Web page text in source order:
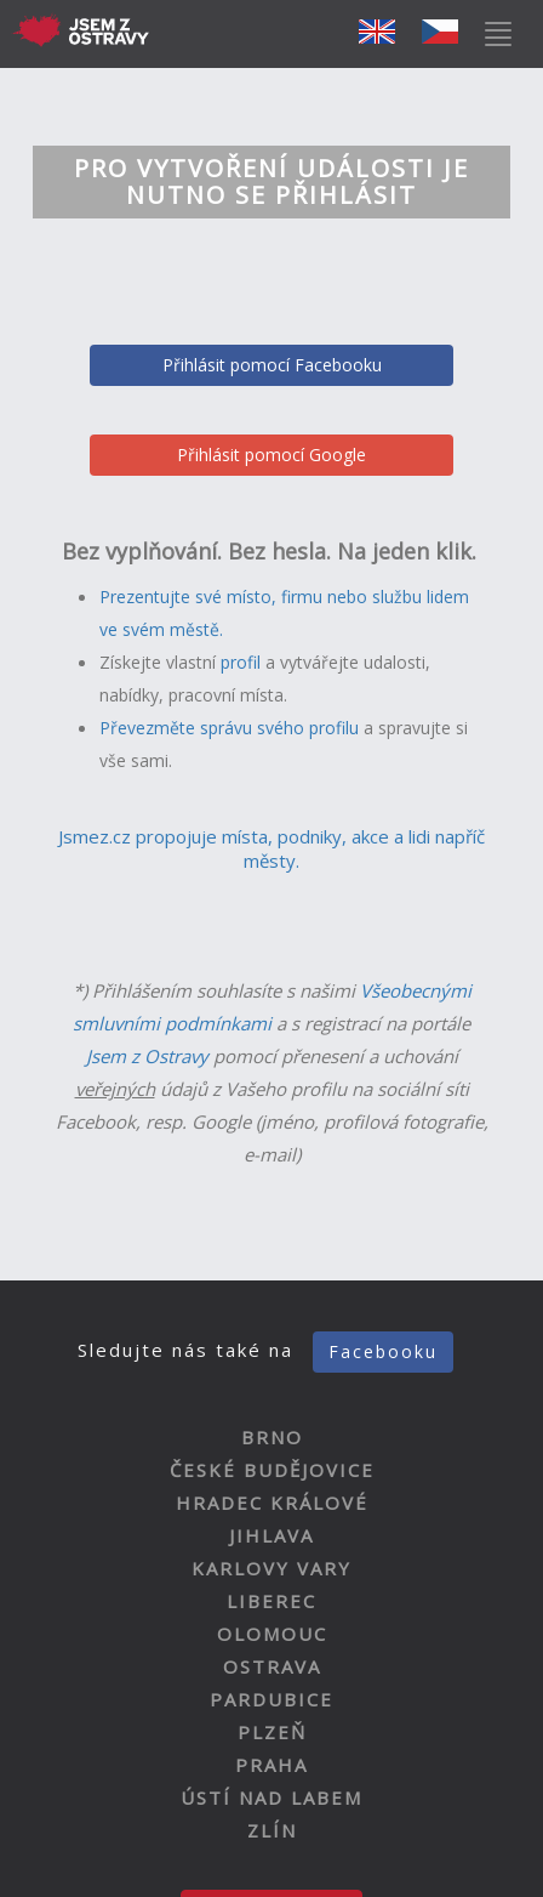
PRO VYTVOŘENÍ UDÁLOSTI JE
NUTNO SE PŘIHLÁSIT
Přihlásit pomocí Facebooku
Přihlásit pomocí Google
Bez vyplňování. Bez hesla. Na jeden klik.
Prezentujte své místo, firmu nebo službu lidem
ve svém městě.
Získejte vlastníprofil a vytvářejte udalosti,
nabídky, pracovní místa.
Převezměte správu svého profilu a spravujte si
vše sami.
Jsmez.cz propojuje místa, podniky, akce a lidi napříč
městy.
*) Přihlášením souhlasíte s našimi Všeobecnými
smluvními podmínkamia s registrací na portále
Jsem z Ostravypomocí přenesení a uchování
veřejnýchúdajů z Vašeho profilu na sociální síti
Facebook, resp. Google (jméno, profilová fotografie,
e-mail)
Sledujte nás také na Facebooku
BRNO
ČESKÉ BUDĚJOVICE
HRADEC KRÁLOVÉ
JIHLAVA
KARLOVY VARY
LIBEREC
OLOMOUC
OSTRAVA
PARDUBICE
PLZEŇ
PRAHA
ÚSTÍ NAD LABEM
ZLÍN